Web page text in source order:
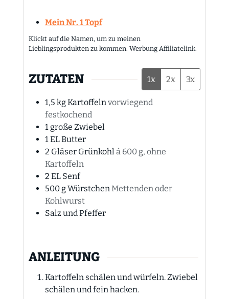
Mein Nr. 1 Topf
Klickt auf die Namen, um zu meinen
Lieblingsprodukten zu kommen. Werbung Affiliatelink.
ZUTATEN 1x 2x 3x
1,5 kgKartoffeln vorwiegend
festkochend
1 große Zwiebel
1 ELButter
2 Gläser Grünkohl á 600 g, ohne
Kartoffeln
2 EL Senf
500gWürstchen Mettenden oder
Kohlwurst
Salz und Pfeffer
ANLEITUNG
Kartoffeln schälen und würfeln. Zwiebel
schälen und fein hacken.